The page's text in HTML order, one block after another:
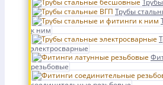
Трубы
к ним
электросварные
резьбовые